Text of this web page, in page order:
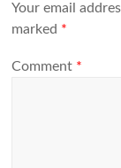
Your email
marked *
Comment *